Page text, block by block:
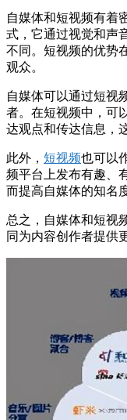
自媒体和短视频有着
式，它通过视觉和声
不同。短视频的优势
观众。
自媒体可以通过短视
者。在短视频中，可
达观点和传达信息，
此外， 短视频也可以
频平台上发布有趣、
而提高自媒体的知名
总之，自媒体和短视
同为内容创作者提供